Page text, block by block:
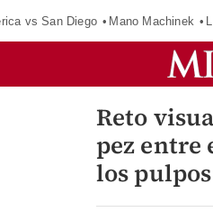
vs San Diego Mano Machinek
Reto
pez entre
los pulpos